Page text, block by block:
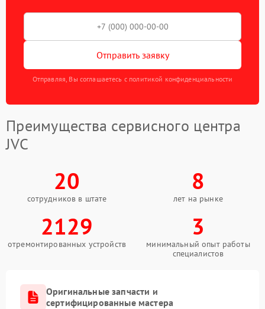
Отправить заявку
Отправляя, Вы соглашаетесь с политикой конфиденциальности
Преимущества сервисного центра
JVC
20
сотрудников в штате
8
лет на рынке
2129
отремонтированных устройств
3
минимальный опыт работы
специалистов
Оригинальные запчасти и
сертифицированные мастера